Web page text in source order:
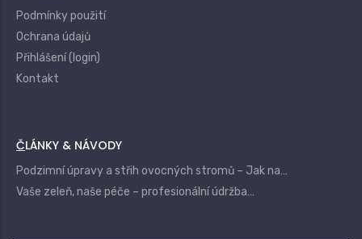
Podmínky použití
Ochrana údajů
Přihlášení (login)
Kontakt
ČLÁNKY & NÁVODY
Podzimní úpravy a střih ovocných stromů – Jak na…
Vaše zeleň, naše péče – profesionální údržba…